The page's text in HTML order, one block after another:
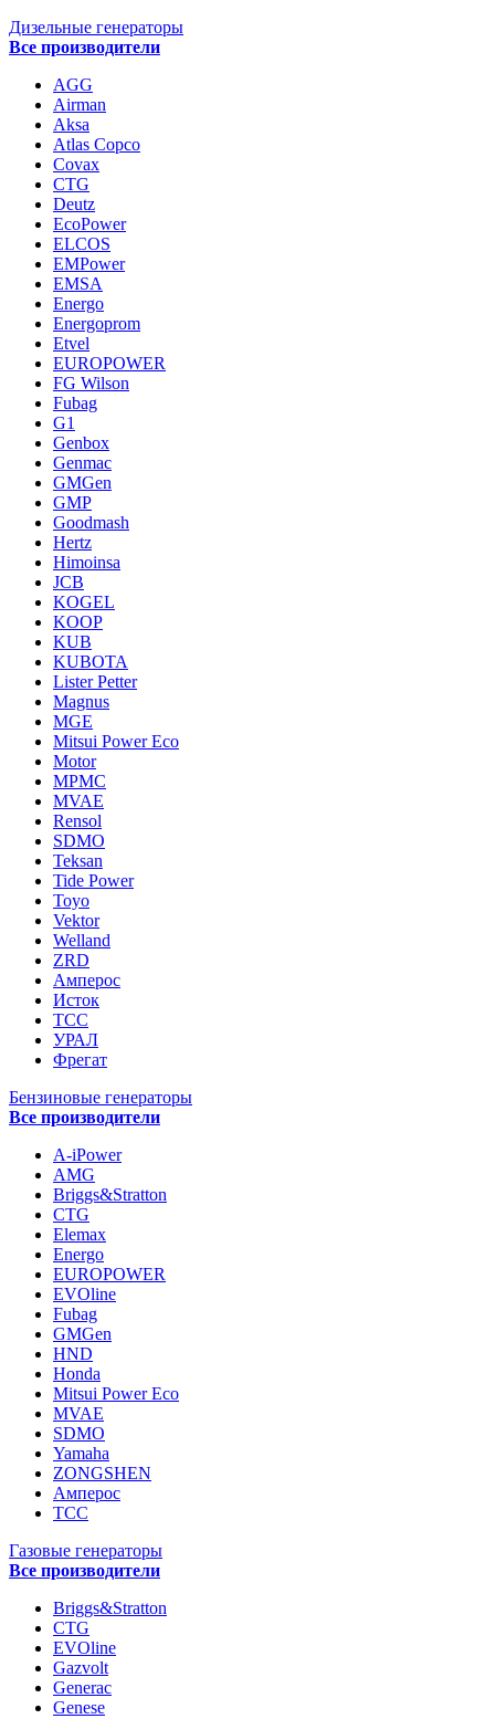
Дизельные генераторы
Все производители
AGG
Airman
Aksa
Atlas Copco
Covax
CTG
Deutz
EcoPower
ELCOS
EMPower
EMSA
Energo
Energoprom
Etvel
EUROPOWER
FG Wilson
Fubag
G1
Genbox
Genmac
GMGen
GMP
Goodmash
Hertz
Himoinsa
JCB
KOGEL
KOOP
KUB
KUBOTA
Lister Petter
Magnus
MGE
Mitsui Power Eco
Motor
MPMC
MVAE
Rensol
SDMO
Teksan
Tide Power
Toyo
Vektor
Welland
ZRD
Амперос
Исток
ТСС
УРАЛ
Фрегат
Бензиновые генераторы
Все производители
A-iPower
AMG
Briggs&Stratton
CTG
Elemax
Energo
EUROPOWER
EVOline
Fubag
GMGen
HND
Honda
Mitsui Power Eco
MVAE
SDMO
Yamaha
ZONGSHEN
Амперос
ТСС
Газовые генераторы
Все производители
Briggs&Stratton
CTG
EVOline
Gazvolt
Generac
Genese